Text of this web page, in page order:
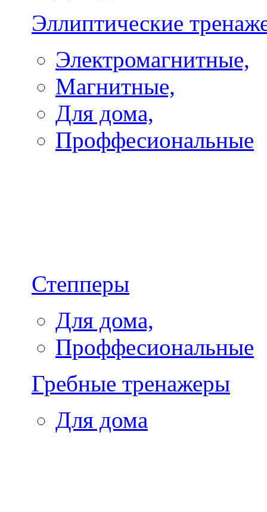
Эллиптические
Электромагнитные,
Магнитные,
Для дома,
Проффесиональные
Степперы
Для дома,
Проффесиональные
Гребные тренажеры
Для дома